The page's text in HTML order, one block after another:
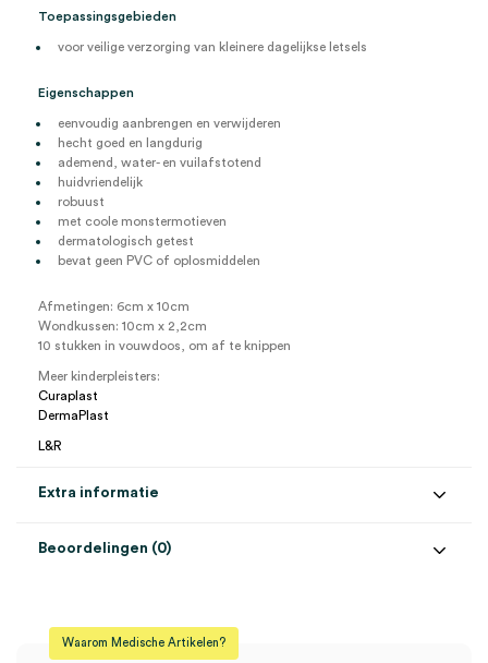
Toepassingsgebieden
voor veilige verzorging van kleinere dagelijkse letsels
Eigenschappen
eenvoudig aanbrengen en verwijderen
hecht goed en langdurig
ademend, water- en vuilafstotend
huidvriendelijk
robuust
met coole monstermotieven
dermatologisch getest
bevat geen PVC of oplosmiddelen
Afmetingen: 6cm x 10cm
Wondkussen: 10cm x 2,2cm
10 stukken in vouwdoos, om af te knippen
Meer kinderpleisters:
Curaplast
DermaPlast
L&R
Extra informatie
Steriel onsteriel
Beoordelingen (0)
Er zijn nog geen beoordelingen.
Waarom Medische Artikelen?